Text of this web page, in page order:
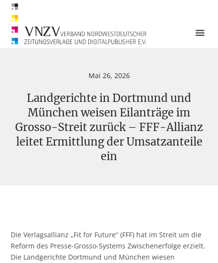
Mai 26, 2026
Landgerichte in Dortmund und
München weisen Eilanträge im
Grosso-Streit zurück – FFF-Allianz
leitet Ermittlung der Umsatzanteile
ein
Die Verlagsallianz „Fit for Future“ (FFF) hat im Streit um die
Reform des Presse-Grosso-Systems Zwischenerfolge erzielt.
Die Landgerichte Dortmund und München wiesen